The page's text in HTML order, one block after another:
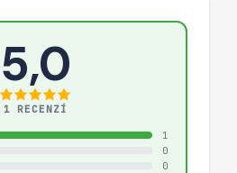
5,0
1 RECENZÍ
1
0
0